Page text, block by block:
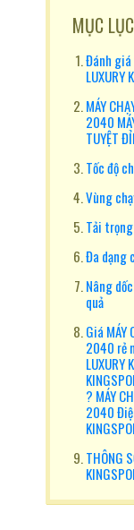
MỤC LỤC
Đánh giá
LUXURY
MÁY
2040
TUYỆT
Tốc độ
Vùng
Tải
Đa dạng
Nâng
quả
Giá MÁY
2040 rẻ
LUXURY
? MÁY
2040
THÔNG